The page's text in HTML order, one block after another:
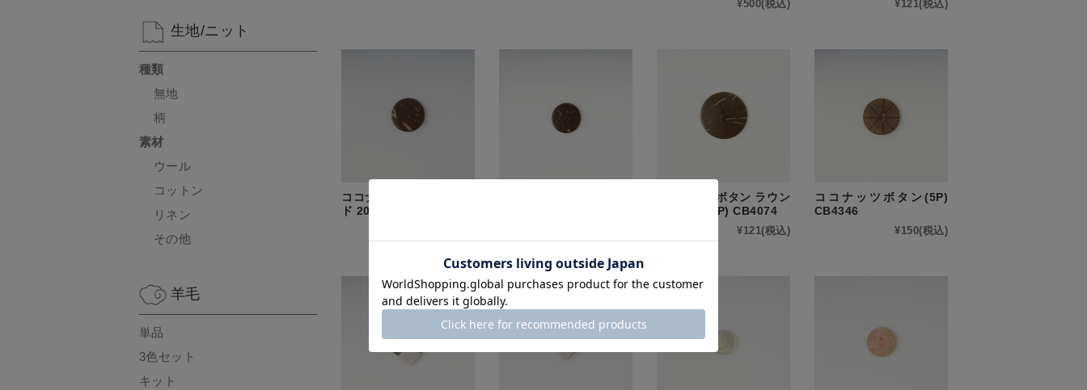
¥500(税込)
¥121(税込)
ココナッツボタン ラウン
ド 20mm(5P) CB4059
ココナッツボタン ラウン
ド 30mm(5P) CB4074
¥121(税込)
ココナッツボタン(5P)
CB4346
¥150(税込)
生地/ニット
種類
無地
柄
素材
ウール
コットン
リネン
その他
羊毛
単品
3色セット
キット